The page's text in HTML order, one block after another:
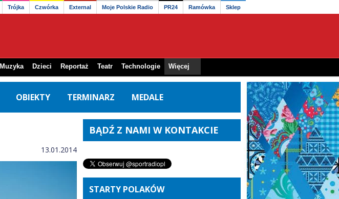
Trójka Czwórka External Moje Polskie Radio PR24 Ramówka Sklep
Muzyka Dzieci Reportaż Teatr Technologie Więcej
OBIEKTY TERMINARZ MEDALE
13.01.2014
BĄDŹ Z NAMI W KONTAKCIE
STARTY POLAKÓW